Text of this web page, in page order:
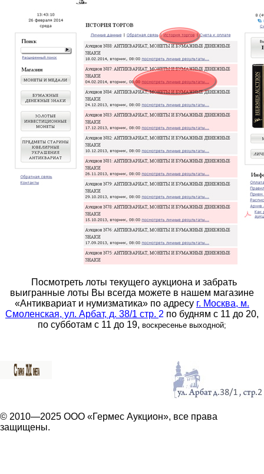
Посмотреть лоты текущего аукциона и забрать
выигранные лоты Вы всегда можете в нашем магазине
«Антиквариат и нумизматика» по адресу г. Москва, м.
Смоленская, ул. Арбат, д. 38/1 стр. 2 по будням с 11 до 20,
по субботам с 11 до 19, воскресенье выходной;
© 2010—2025 ООО «Гермес Аукцион», все права
защищены.